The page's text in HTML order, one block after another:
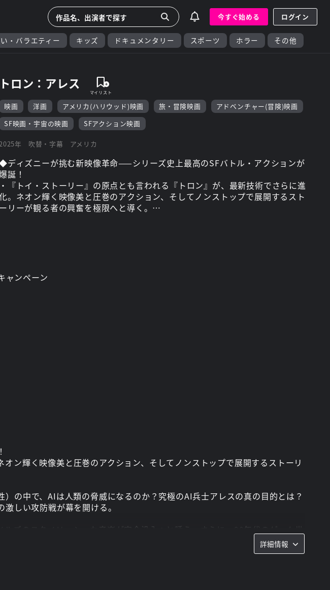
今すぐ始める ログイン
・バラエティー キッズ ドキュメンタリー スポーツ ホラー その他
トロン：アレス
映画 洋画 アメリカ(ハリウッド)映画 旅・冒険映画
アドベンチャー(冒険)映画
SF映画・宇宙の映画
SFアクション映画
年 吹替・字幕 アメリカ
ディズニーが挑む新映像革命——シリーズ史上最高のSFバトル・アクションが
誕！
・『トイ・ストーリー』の原点とも言われる『トロン』が、最新技術でさらに進
。ネオン輝く映像美と圧巻のアクション、そしてノンストップで展開するスト
ーリーが観る者の興奮を極限へと導く。
人類との激しい攻防戦が幕を開ける。
ン輝く映像美と圧巻のアクション、そしてノンストップで展開するストーリ
の中で、AIは人類の脅威になるのか？究極のAI兵士アレスの真の目的とは？
しい攻防戦が幕を開ける。
ズのスタイリッシュな音楽が完全没入へと誘う。さらに、90年代のゲーム世
詳細情報